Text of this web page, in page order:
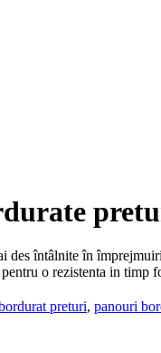
des întâlnite în
o rezistenta in
preturi, panouri